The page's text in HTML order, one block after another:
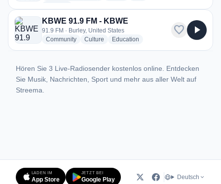
KBWE 91.9 FM - KBWE
91.9 FM · Burley, United States
Communityradio stations
Culture radio stations
Education
favorite play_arrow
Hören Sie 3 Live-Radiosender kostenlos online. Entdecken
Sie Musik, Nachrichten, Sport und mehr aus aller Welt auf
Streema.
LADEN IM
App Store
JETZT BEI
Google Play Deutsch